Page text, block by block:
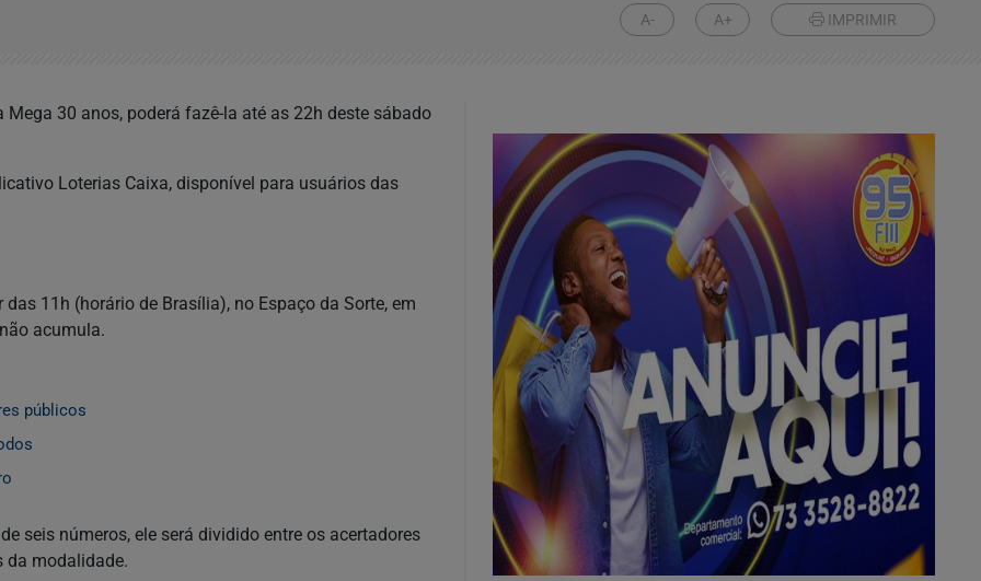
A- A+ IMPRIMIR
30 anos, poderá fazê-la até as 22h deste sábado
Loterias Caixa, disponível para usuários das
11h (horário de Brasília), no Espaço da Sorte, em
acumula.
públicos
seis números, ele será dividido entre os acertadores
da modalidade.